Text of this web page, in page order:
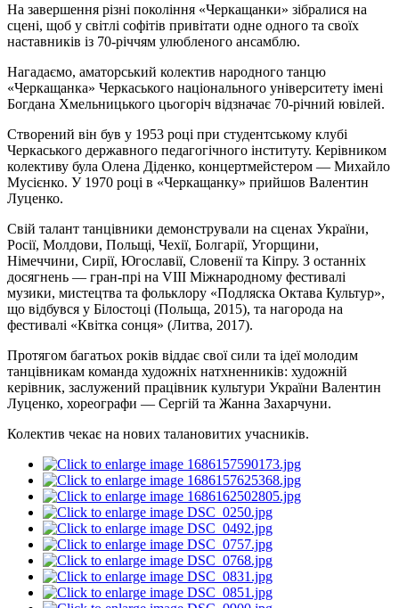
На завершення різні покоління «Черкащанки» зібралися на
сцені, щоб у світлі софітів привітати одне одного та своїх
наставників із 70-річчям улюбленого ансамблю.
Нагадаємо, аматорський колектив народного танцю
«Черкащанка» Черкаського національного університету імені
Богдана Хмельницького цьогоріч відзначає 70-річний ювілей.
Створений він був у 1953 році при студентському клубі
Черкаського державного педагогічного інституту. Керівником
колективу була Олена Діденко, концертмейстером — Михайло
Мусієнко. У 1970 році в «Черкащанку» прийшов Валентин
Луценко.
Свій талант танцівники демонстрували на сценах України,
Росії, Молдови, Польщі, Чехії, Болгарії, Угорщини,
Німеччини, Сирії, Югославії, Словенії та Кіпру. З останніх
досягнень — гран-прі на VIII Міжнародному фестивалі
музики, мистецтва та фольклору «Подляска Октава Культур»,
що відбувся у Білостоці (Польща, 2015), та нагорода на
фестивалі «Квітка сонця» (Литва, 2017).
Протягом багатьох років віддає свої сили та ідеї молодим
танцівникам команда художніх натхненників: художній
керівник, заслужений працівник культури України Валентин
Луценко, хореографи — Сергій та Жанна Захарчуни.
Колектив чекає на нових талановитих учасників.